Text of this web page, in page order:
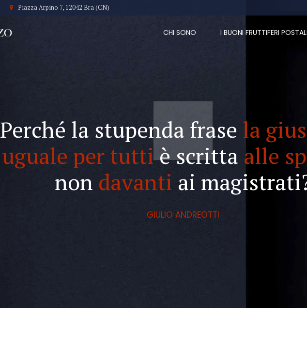
Piazza Arpino 7, 12042 Bra (CN)
CHI SONO I BUONI FRUTTIFERI POSTALI
Perché la stupenda frase la
uguale per tuttiè scritta alle
non davanti ai
GIULIO ANDREOTTI